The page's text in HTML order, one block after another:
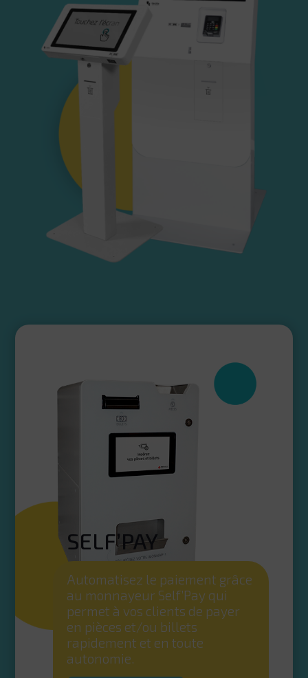
SELF’PAY
Automatisez le paiement grâce
au monnayeur Self’Pay qui
permet à vos clients de payer
en pièces et/ou billets
rapidement et en toute
autonomie.